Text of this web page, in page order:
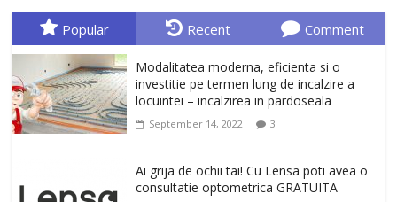
ori o provocare. Idei inedite, cadouri
originale, le puteti avea la Giftspot.ro,
alegere buna, Oglinda de baie cu mărire
și iluminare LED
February 20, 2026 0
un corp sanatos si armonios dezvoltat,
cu Flexor Fitness-dispozitiv pentru
Popular Recent Comment
Modalitatea moderna, eficienta si o
investitie pe termen lung de incalzire a
locuintei – incalzirea in pardoseala
September 14, 2022 3
Ai grija de ochii tai! Cu Lensa poti avea o
consultatie optometrica GRATUITA